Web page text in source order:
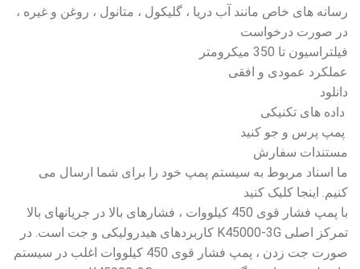
رسانه های خاص مانند آب دریا ، گلیکول ، متانول ، روغن و غیره ،
در صورت درخواست
فیلتراسیون تا 350 میکرومتر
عملکرد عمودی و افقی
دانلود
داده های تکنیکی
پمپ پرس و جو کنید
مستندات سفارش
ما اسناد مربوط به سیستم پمپ خود را برای شما ارسال می
کنیم. اینجا کلیک کنید
با پمپ فشار قوی 450 کیلووات ، فشارهای بالا در جریانهای بالا
تمرکز اصلی K45000-3G کاربردهای هیدرولیکی و جت است. در
صورت جت زدن ، پمپ فشار قوی 450 کیلووات اغلب در سیستم